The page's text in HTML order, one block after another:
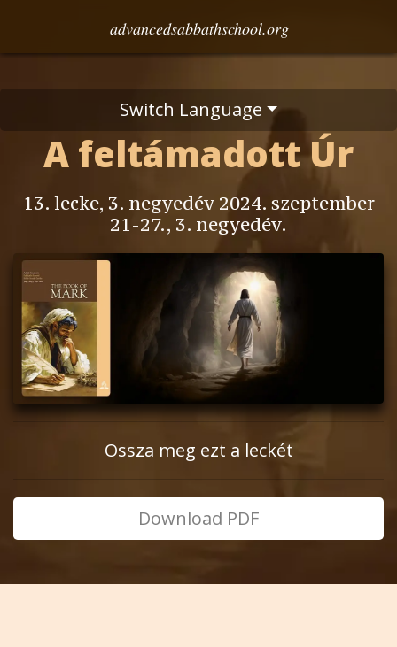
advancedsabbathschool.org
Switch Language
A feltámadott Úr
13. lecke, 3. negyedév 2024. szeptember
21-27., 3. negyedév.
Ossza meg ezt a leckét
Download PDF